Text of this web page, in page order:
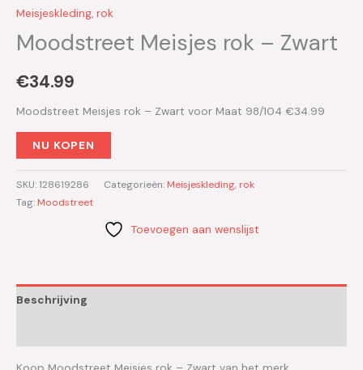
Meisjeskleding, rok
Moodstreet Meisjes rok – Zwart
€34.99
Moodstreet Meisjes rok – Zwart voor Maat 98/104 €34.99
NU KOPEN
SKU:128619286 Categorieën: Meisjeskleding, rok
Tag: Moodstreet
Toevoegen aan wenslijst
Beschrijving